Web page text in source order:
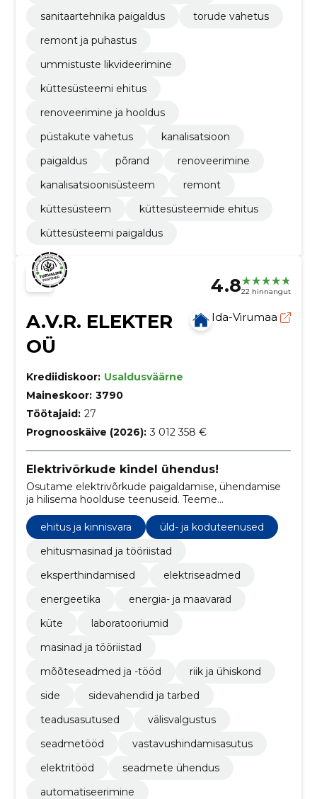
sanitaartehnika paigaldus
torude vahetus
remont ja puhastus
ummistuste likvideerimine
küttesüsteemi ehitus
renoveerimine ja hooldus
püstakute vahetus
kanalisatsioon
paigaldus
põrand
renoveerimine
kanalisatsioonisüsteem
remont
küttesüsteem
küttesüsteemide ehitus
küttesüsteemi paigaldus
4.822 hinnangut
A.V.R. ELEKTER
OÜ
Ida-Virumaa
Krediidiskoor: Usaldusväärne
Maineskoor: 3790
Töötajaid: 27
Prognooskäive (2026): 3 012 358 €
Elektrivõrkude kindel ühendus!
Osutame elektrivõrkude paigaldamise, ühendamise
ja hilisema hoolduse teenuseid. Teeme
elektriseadmete, alajaamade, jaotuskilpide jms
ühendamise. millele järgneb elektritööde lubade
kinnitamine.
ehitus ja kinnisvara
üld- ja koduteenused
ehitusmasinad ja tööriistad
eksperthindamised
elektriseadmed
energeetika
energia- ja maavarad
küte
laboratooriumid
masinad ja tööriistad
mõõteseadmed ja -tööd
riik ja ühiskond
side
sidevahendid ja tarbed
teadusasutused
välisvalgustus
seadmetööd
vastavushindamisasutus
elektritööd
seadmete ühendus
automatiseerimine